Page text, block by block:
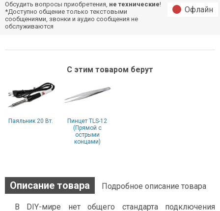
Обсудить вопросы приобретения, не технические!
*Доступно общение только текстовыми
сообщениями, звонки и аудио сообщения не
обслуживаются
Офлайн
С этим товаром берут
Паяльник 20 Вт.
Пинцет TLS-12
(Прямой с
острыми
концами)
Описание товара Подробное описание товара
В DIY-мире нет общего стандарта подключения